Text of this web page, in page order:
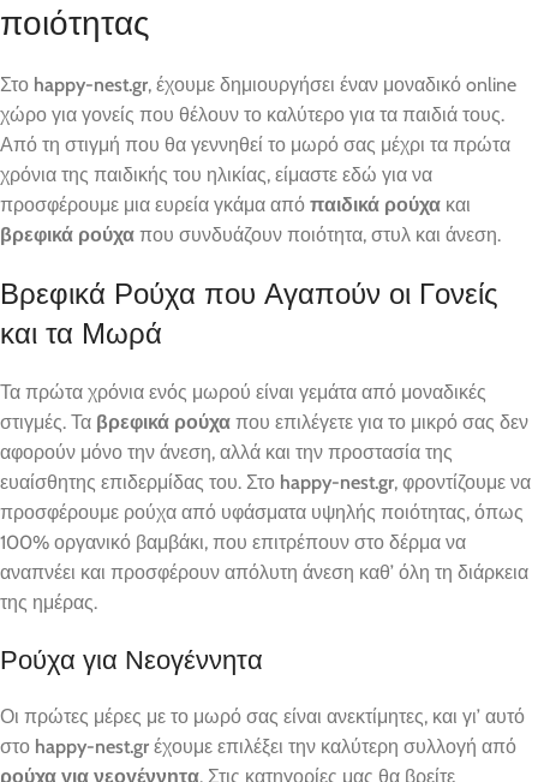
ποιότητας
Στο happy-nest.gr, έχουμε δημιουργήσει έναν μοναδικό online
χώρο για γονείς που θέλουν το καλύτερο για τα παιδιά τους.
Από τη στιγμή που θα γεννηθεί το μωρό σας μέχρι τα πρώτα
χρόνια της παιδικής του ηλικίας, είμαστε εδώ για να
προσφέρουμε μια ευρεία γκάμα από παιδικά ρούχα και
βρεφικά ρούχα που συνδυάζουν ποιότητα, στυλ και άνεση.
Βρεφικά Ρούχα που Αγαπούν οι Γονείς
και τα Μωρά
Τα πρώτα χρόνια ενός μωρού είναι γεμάτα από μοναδικές
στιγμές. Τα βρεφικά ρούχα που επιλέγετε για το μικρό σας δεν
αφορούν μόνο την άνεση, αλλά και την προστασία της
ευαίσθητης επιδερμίδας του. Στο happy-nest.gr, φροντίζουμε να
προσφέρουμε ρούχα από υφάσματα υψηλής ποιότητας, όπως
100% οργανικό βαμβάκι, που επιτρέπουν στο δέρμα να
αναπνέει και προσφέρουν απόλυτη άνεση καθ’ όλη τη διάρκεια
της ημέρας.
Ρούχα για Νεογέννητα
Οι πρώτες μέρες με το μωρό σας είναι ανεκτίμητες, και γι’ αυτό
στο happy-nest.gr έχουμε επιλέξει την καλύτερη συλλογή από
ρούχα για νεογέννητα. Στις κατηγορίες μας θα βρείτε